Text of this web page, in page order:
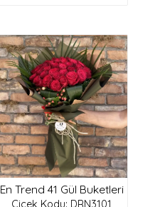
En Trend 41 Gül Buketleri
Çiçek Kodu: DRN3101